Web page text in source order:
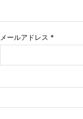
メールアドレス *